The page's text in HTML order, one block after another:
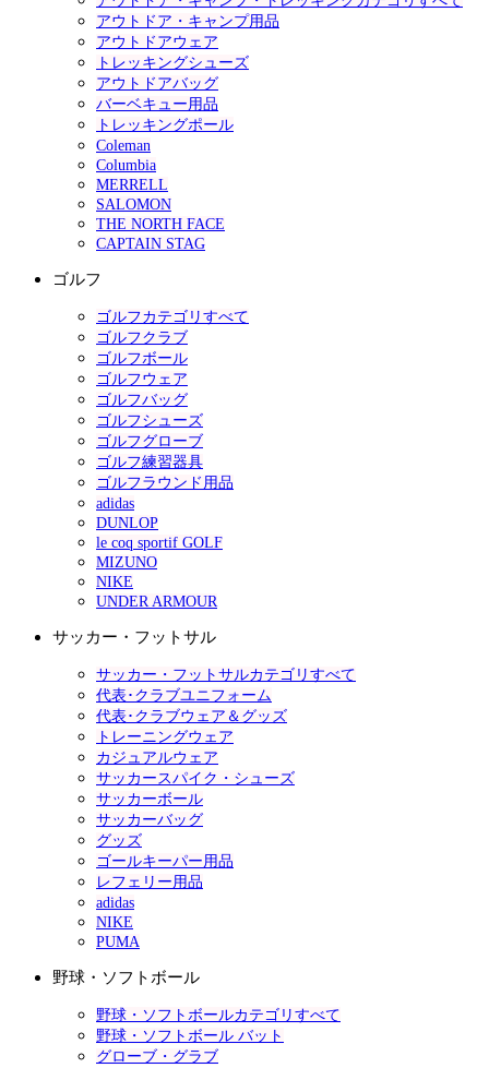
アウトドア・キャンプ用品
アウトドアウェア
トレッキングシューズ
アウトドアバッグ
バーベキュー用品
トレッキングポール
Coleman
Columbia
MERRELL
SALOMON
THE NORTH FACE
CAPTAIN STAG
ゴルフ
ゴルフカテゴリすべて
ゴルフクラブ
ゴルフボール
ゴルフウェア
ゴルフバッグ
ゴルフシューズ
ゴルフグローブ
ゴルフ練習器具
ゴルフラウンド用品
adidas
DUNLOP
le coq sportif GOLF
MIZUNO
NIKE
UNDER ARMOUR
サッカー・フットサル
サッカー・フットサルカテゴリすべて
代表･クラブユニフォーム
代表･クラブウェア＆グッズ
トレーニングウェア
カジュアルウェア
サッカースパイク・シューズ
サッカーボール
サッカーバッグ
グッズ
ゴールキーパー用品
レフェリー用品
adidas
NIKE
PUMA
野球・ソフトボール
野球・ソフトボールカテゴリすべて
野球・ソフトボール バット
グローブ・グラブ